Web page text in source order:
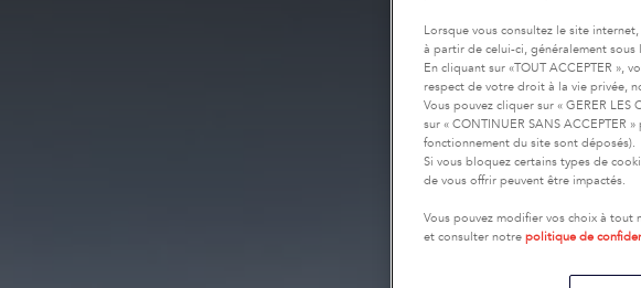
Lorsque vous consultez le site
à partir de celui-ci, généralement sous
En cliquant sur «TOUT ACCEPTER »,
respect de votre droit à la vie privée,
Vous pouvez cliquer sur « GERER
sur « CONTINUER SANS ACCEPTER
fonctionnement du site sont déposés).
Si vous bloquez certains types de
de vous offrir peuvent être impactés.
Vous pouvez modifier vos choix à tout
et consulter notre politique de